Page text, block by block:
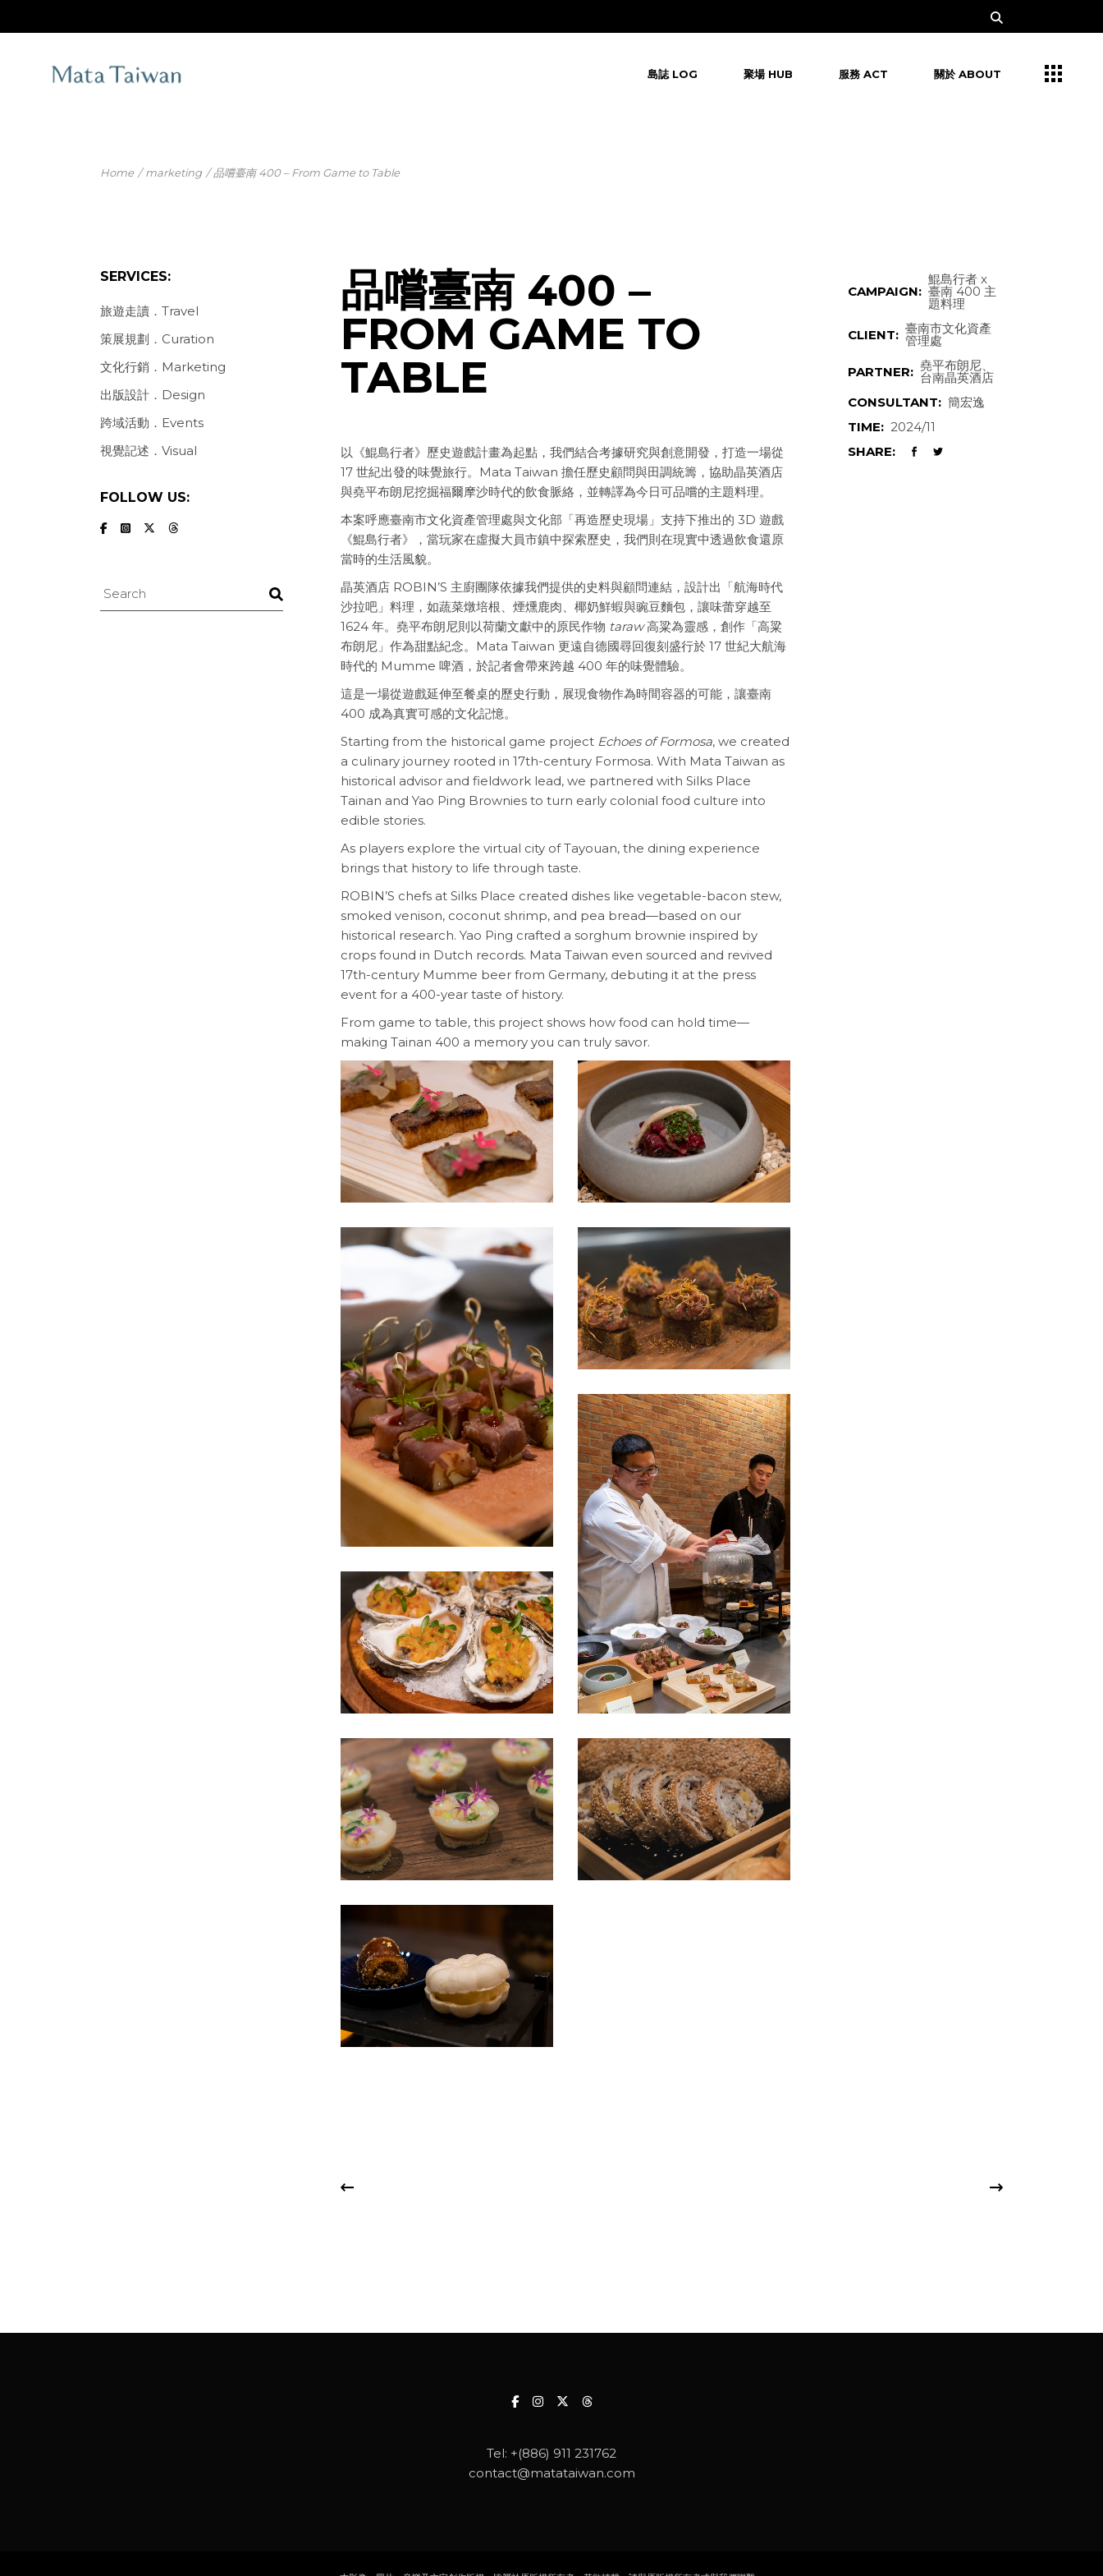
島誌 LOG 聚場 HUB 服務 ACT 關於 ABOUT
Home marketing 品嚐臺南 400 – From Game to Table
品嚐臺南 400 –
FROM GAME TO
TABLE
以《鯤島行者》歷史遊戲計畫為起點，我們結合考據研究與創意開發，打造一場從
17 世紀出發的味覺旅行。Mata Taiwan 擔任歷史顧問與田調統籌，協助晶英酒店
與堯平布朗尼挖掘福爾摩沙時代的飲食脈絡，並轉譯為今日可品嚐的主題料理。
本案呼應臺南市文化資產管理處與文化部「再造歷史現場」支持下推出的 3D 遊戲
《鯤島行者》，當玩家在虛擬大員市鎮中探索歷史，我們則在現實中透過飲食還原
當時的生活風貌。
晶英酒店 ROBIN’S 主廚團隊依據我們提供的史料與顧問連結，設計出「航海時代
沙拉吧」料理，如蔬菜燉培根、煙燻鹿肉、椰奶鮮蝦與豌豆麵包，讓味蕾穿越至
1624 年。堯平布朗尼則以荷蘭文獻中的原民作物 taraw高粱為靈感，創作「高粱
布朗尼」作為甜點紀念。Mata Taiwan 更遠自德國尋回復刻盛行於 17 世紀大航海
時代的 Mumme 啤酒，於記者會帶來跨越 400 年的味覺體驗。
這是一場從遊戲延伸至餐桌的歷史行動，展現食物作為時間容器的可能，讓臺南
400 成為真實可感的文化記憶。
Starting from the historical game project Echoes of Formosa, we created
a culinary journey rooted in 17th-century Formosa. With Mata Taiwan as
historical advisor and fieldwork lead, we partnered with Silks Place
Tainan and Yao Ping Brownies to turn early colonial food culture into
edible stories.
As players explore the virtual city of Tayouan, the dining experience
brings that history to life through taste.
ROBIN’S chefs at Silks Place created dishes like vegetable-bacon stew,
smoked venison, coconut shrimp, and pea bread—based on our
historical research. Yao Ping crafted a sorghum brownie inspired by
crops found in Dutch records. Mata Taiwan even sourced and revived
17th-century Mumme beer from Germany, debuting it at the press
event for a 400-year taste of history.
From game to table, this project shows how food can hold time—
making Tainan 400 a memory you can truly savor.
CAMPAIGN:
鯤島行者 x
臺南 400 主
題料理
CLIENT: 臺南市文化資產
管理處
PARTNER: 堯平布朗尼、
台南晶英酒店
CONSULTANT: 簡宏逸
TIME: 2024/11
SHARE:
SERVICES:
旅遊走讀．Travel
策展規劃．Curation
文化行銷．Marketing
出版設計．Design
跨域活動．Events
視覺記述．Visual
FOLLOW US:
Tel: +(886) 911 231762
contact@matataiwan.com